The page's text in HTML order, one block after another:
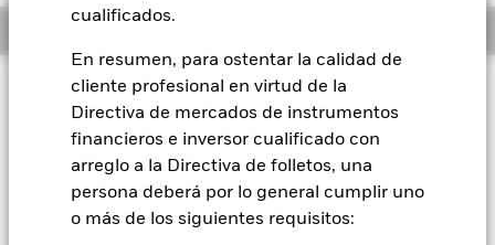
cualificados.
En resumen, para ostentar la calidad de
cliente profesional en virtud de la
Directiva de mercados de instrumentos
financieros e inversor cualificado con
arreglo a la Directiva de folletos, una
persona deberá por lo general cumplir uno
o más de los siguientes requisitos:
Nuestra compañía
Filosofía de inversión
El Fondo pretende obtener una rentabilidad de su inversión
(a través de una revalorización del valor de los activos del
Fondo) a largo plazo (cinco años o más). El Fondo invierte al
menos el 80 % de su activo total en valores de renta variable
(como acciones) y relacionados con la renta variable de
empresas domiciliadas o que desarrollen una parte